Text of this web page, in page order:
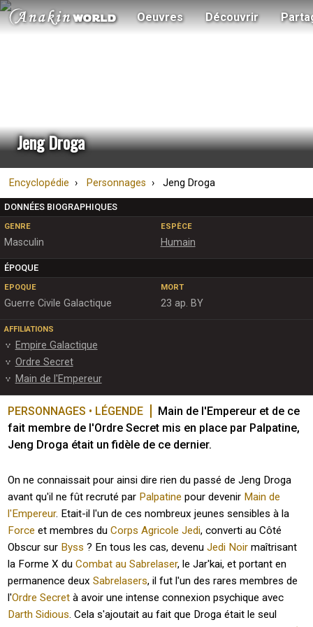
Oeuvres Découvrir
Jeng Droga
Encyclopédie Personnages Jeng Droga
DONNÉES BIOGRAPHIQUES
GENRE
Masculin
ESPÈCE
Humain
ÉPOQUE
EPOQUE
Guerre Civile Galactique
MORT
23 ap. BY
AFFILIATIONS
Empire Galactique
Ordre Secret
Main de l'Empereur
PERSONNAGES • LÉGENDE
Main de l'Empereur et de ce
fait membre de l'Ordre Secret mis en place par Palpatine,
Jeng Droga était un fidèle de ce dernier.
On ne connaissait pour ainsi dire rien du passé de Jeng Droga
avant qu'il ne fût recruté par Palpatine pour devenir Main de
l'Empereur. Etait-il l'un de ces nombreux jeunes sensibles à la
Force et membres duCorps Agricole Jedi, converti au Côté
Obscur sur Byss ? En tous les cas, devenuJedi Noir maîtrisant
la Forme X duCombat au Sabrelaser, le Jar'kai, et portant en
permanence deuxSabrelasers, il fut l'un des rares membres de
l'Ordre Secret à avoir une intense connexion psychique avec
Darth Sidious. Cela s'ajoutait au fait que Droga était le seul